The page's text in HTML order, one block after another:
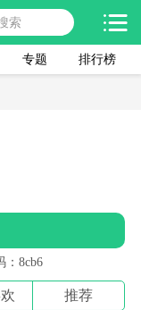
专题 排行榜
：8cb6
推荐